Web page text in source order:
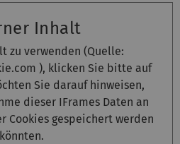
Inhalt
zu verwenden (Quelle:
), klicken Sie bitte auf
Sie darauf hinweisen,
dieser IFrames Daten an
Cookies gespeichert werden
könnten.